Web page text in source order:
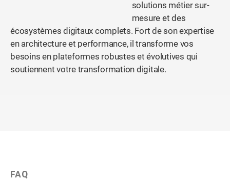
solutions métier sur-
mesure et des
écosystèmes digitaux complets. Fort de son expertise
en architecture et performance, il transforme vos
besoins en plateformes robustes et évolutives qui
soutiennent votre transformation digitale.
FAQ